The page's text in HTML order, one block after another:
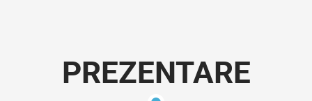
PREZENTARE